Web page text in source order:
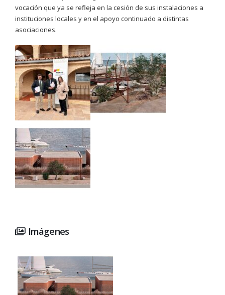
vocación que ya se refleja en la cesión de sus instalaciones a
instituciones locales y en el apoyo continuado a distintas
asociaciones.
Imágenes